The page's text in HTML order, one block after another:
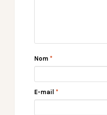
Nom *
E-mail *